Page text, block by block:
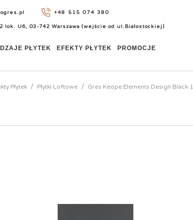
+48 515 074 380
lok. U6, 03-742 Warszawa (wejście od ul.Białostockiej)
PŁYTEK EFEKTY PŁYTEK PROMOCJE
Płytek Płytki Loftowe Gres Keope Elements Design Black